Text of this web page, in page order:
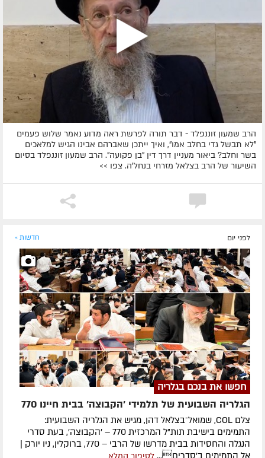
הרב שמעון זוננפלד - דבר תורה לפרשת ראה מדוע נאמר שלוש פעמים
"לא תבשל גדי בחלב אמו", ואיך ייתכן שאברהם אבינו הגיש למלאכים
בשר וחלב? ביאור מעניין דרך דין "בן פקועה". הרב שמעון זוננפלד בסיום
השיעור של הרב בצלאל מזרחי בנחל'ה. צפו >>
לפני יום חדשות »
חפשו את בנכם בגלריה
הגלריה השבועית של תלמידי 'הקבוצה' בבית חיינו 770
צלם COL, שמואל־בצלאל דהן, מגיש את הגלריה השבועית:
התמימים בישיבת תות"ל המרכזית 770 – 'הקבוצה', בעת סדרי
הנגלה והחסידות בבית מדרשו של הרבי – 770, ברוקלין, ניו יורק |
אל התמימים ב'סדרים...